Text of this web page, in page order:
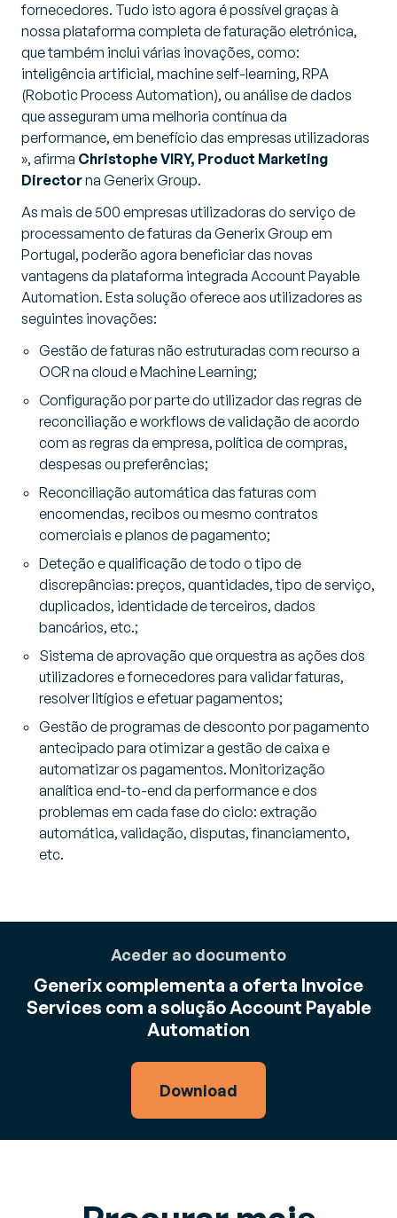
fornecedores. Tudo isto agora é possível graças à
nossa plataforma completa de faturação eletrónica,
que também inclui várias inovações, como:
inteligência artificial, machine self-learning, RPA
(Robotic Process Automation), ou análise de dados
que asseguram uma melhoria contínua da
performance, em benefício das empresas utilizadoras
», afirma Christophe VIRY, Product Marketing
Directorna Generix Group.
As mais de 500 empresas utilizadoras do serviço de
processamento de faturas da Generix Group em
Portugal, poderão agora beneficiar das novas
vantagens da plataforma integrada Account Payable
Automation. Esta solução oferece aos utilizadores as
seguintes inovações:
Gestão de faturas não estruturadas com recurso a
OCR na cloud e Machine Learning;
Configuração por parte do utilizador das regras de
reconciliação e workflows de validação de acordo
com as regras da empresa, política de compras,
despesas ou preferências;
Reconciliação automática das faturas com
encomendas, recibos ou mesmo contratos
comerciais e planos de pagamento;
Deteção e qualificação de todo o tipo de
discrepâncias: preços, quantidades, tipo de serviço,
duplicados, identidade de terceiros, dados
bancários, etc.;
Sistema de aprovação que orquestra as ações dos
utilizadores e fornecedores para validar faturas,
resolver litígios e efetuar pagamentos;
Gestão de programas de desconto por pagamento
antecipado para otimizar a gestão de caixa e
automatizar os pagamentos. Monitorização
analítica end-to-end da performance e dos
problemas em cada fase do ciclo: extração
automática, validação, disputas, financiamento,
etc.
Aceder ao documento
Generix complementa a oferta Invoice
Services com a solução Account Payable
Automation
Download